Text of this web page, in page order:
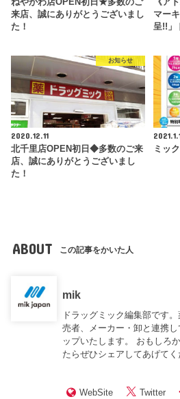
来店、誠にありがとうございまし
た！
マー
呈!!
お知らせ
2020.12.11
北千里店OPEN初日◆多数のご来
店、誠にありがとうございまし
た！
ミッ
ABOUT この記事をかいた人
mik
ドラッグミック編集部です
売者、メーカー・卸と連携
ップいたします。 おもしろ
たらぜひシェアしてあげてく
WebSite Twitter